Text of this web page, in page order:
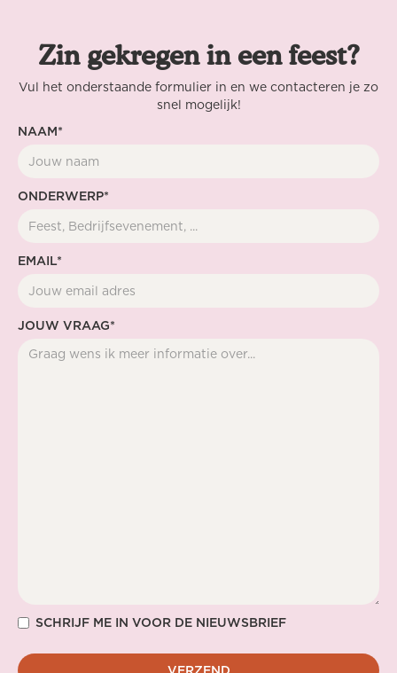
Zin gekregen in een feest?
Vul het onderstaande formulier in en we contacteren je zo
snel mogelijk!
NAAM*
ONDERWERP*
EMAIL*
JOUW VRAAG*
SCHRIJF ME IN VOOR DE NIEUWSBRIEF